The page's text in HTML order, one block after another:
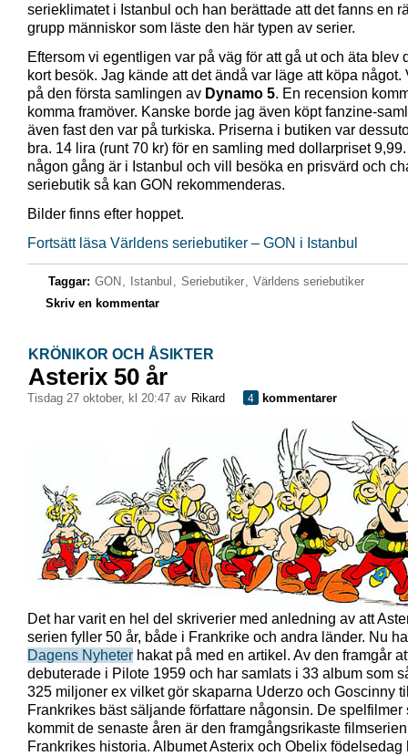
serieklimatet i Istanbul och han berättade att det fanns en
grupp människor som läste den här typen av serier.
Eftersom vi egentligen var på väg för att gå ut och äta blev
kort besök. Jag kände att det ändå var läge att köpa något.
på den första samlingen av Dynamo 5. En recension
komma framöver. Kanske borde jag även köpt fanzine-
även fast den var på turkiska. Priserna i butiken var
bra. 14 lira (runt 70 kr) för en samling med dollarpriset
någon gång är i Istanbul och vill besöka en prisvärd och
seriebutik så kan GON rekommenderas.
Bilder finns efter hoppet.
Fortsätt läsa Världens seriebutiker – GON i Istanbul
Taggar: GON , Istanbul , Seriebutiker, Världens seriebutiker
Skriv en kommentar
KRÖNIKOR OCH ÅSIKTER
Asterix 50 år
tisdag 27 oktober, kl 20:47 av Rikard 4 kommentarer
Det har varit en hel del skriverier med anledning av att
serien fyller 50 år, både i Frankrike och andra länder. Nu
Dagens Nyheter hakat på med en artikel. Av den framgår
debuterade i Pilote 1959 och har samlats i 33 album som
325 miljoner ex vilket gör skaparna Uderzo och Goscinny
Frankrikes bäst säljande författare någonsin. De spelfilmer
kommit de senaste åren är den framgångsrikaste
Frankrikes historia. Albumet Asterix och Obelix födelsedag